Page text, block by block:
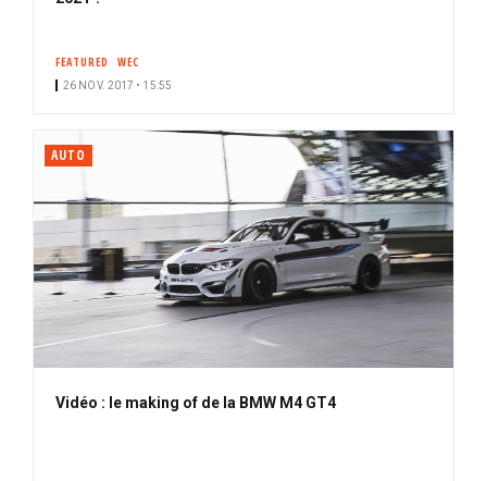
FEATURED WEC
26 NOV. 2017 • 15:55
AUTO
Vidéo : le making of de la BMW M4 GT4